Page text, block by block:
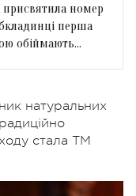
номер
перша
обіймають
натуральних
стала ТМ